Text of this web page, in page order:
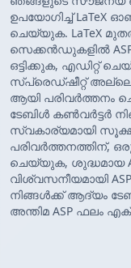
ഉപയോഗിച്ച് LaTeX
ചെയ്യുക. LaTeX മുതൽ
സെക്കൻഡുകളിൽ
ഒട്ടിക്കുക, എഡിറ്റ്
സ്പ്രെഡ്ഷീറ്റ്
ആയി
ടേബിൾ കൺവർട്ടർ
സ്വകാര്യമായി
പരിവർത്തനത്തിന്,
ചെയ്യുക, ശുദ്ധമായ
വിശ്വസനീയമായി
നിങ്ങൾക്ക് ആദ്യം
അന്തിമ ASP ഫലം